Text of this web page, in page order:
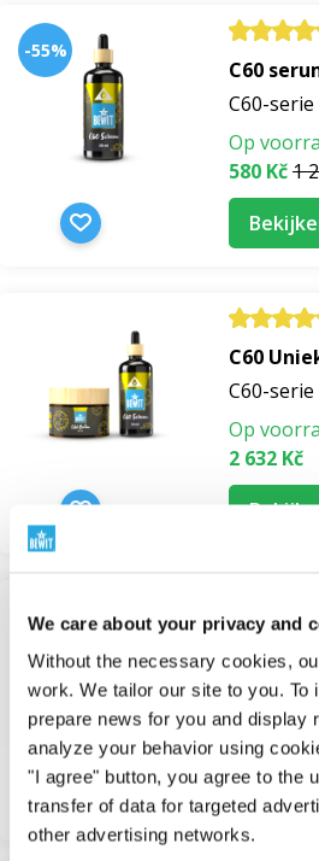
We care about your privacy and
Without the necessary cookies,
work. We tailor our site to you. To
prepare news for you and display
analyze your behavior using
"I agree" button, you agree to the
transfer of data for targeted
other advertising networks.
aardbeienolie
kiwi-olie
biologische frambozenolie
lipoliën
cactusvijgolie
cactusvijgolie voor de huid
cactusvijgolie voor wonden
tomatenolie
-55%
C60
C60-
Op
580 Kč1
C60
C60-
Op
2 632 Kč
Handige
Op
6 541 Kč